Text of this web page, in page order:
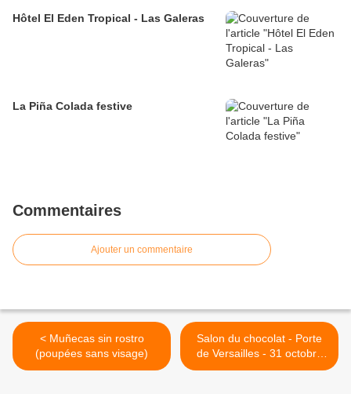
Hôtel El Eden Tropical - Las Galeras
La Piña Colada festive
Commentaires
Ajouter un commentaire
< Muñecas sin rostro
(poupées sans visage)
Salon du chocolat - Porte
de Versailles - 31 octobre
au 4 novembre 2018 >